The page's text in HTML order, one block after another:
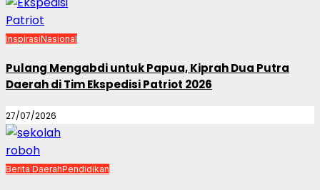
InspirasiNasional
Pulang Mengabdi untuk Papua, Kiprah Dua Putra
Daerah di Tim Ekspedisi Patriot 2026
27/07/2026
Berita DaerahPendidikan